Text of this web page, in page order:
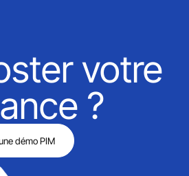
votre
?
démo PIM